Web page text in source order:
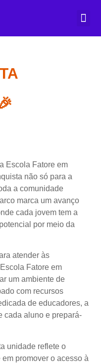
Escola Fatore em
não só para a
a comunidade
marca um avanço
cada jovem tem a
por meio da
atender às
Fatore em
um ambiente de
com recursos
de educadores, a
cada aluno e prepará-
unidade reflete o
promover o acesso à